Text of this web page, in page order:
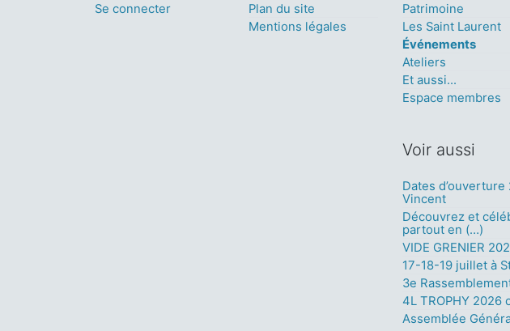
Se connecter
Plan du site
Mentions légales
Patrimoine
Les Saint Laurent
Événements
Ateliers
Et aussi...
Espace membres
Voir aussi
Dates
Vincent
Découvrez et
partout en (…)
VIDE GRENIER
17-18-19 juillet à
3e
4L TROPHY 2026
Assemblée